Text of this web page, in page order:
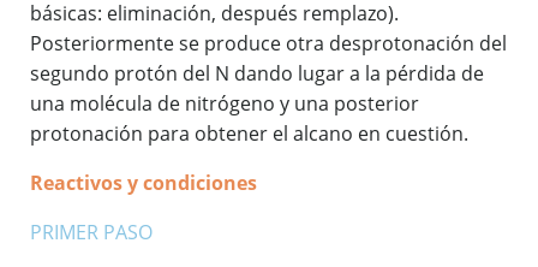
básicas: eliminación, después remplazo).
Posteriormente se produce otra desprotonación del
segundo protón del N dando lugar a la pérdida de
una molécula de nitrógeno y una posterior
protonación para obtener el alcano en cuestión.
Reactivos y condiciones
PRIMER PASO